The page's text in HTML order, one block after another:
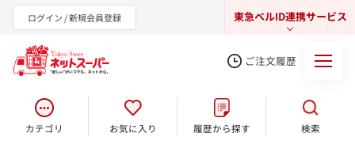
ログイン / 新規会員登録 東急ベルID連携サービス
東急オンラインショップ
ご注文履歴
カテゴリ お気に入り 履歴から探す 検索